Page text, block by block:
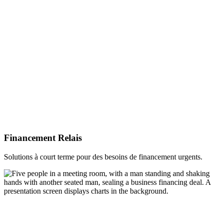
Financement Relais
Solutions à court terme pour des besoins de financement urgents.